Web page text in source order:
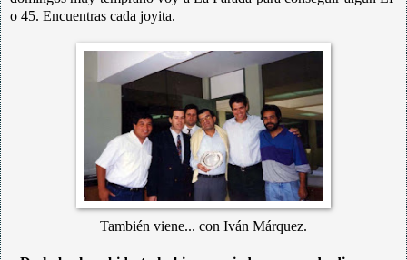
o 45. Encuentras cada joyita.
También viene... con Iván Márquez.